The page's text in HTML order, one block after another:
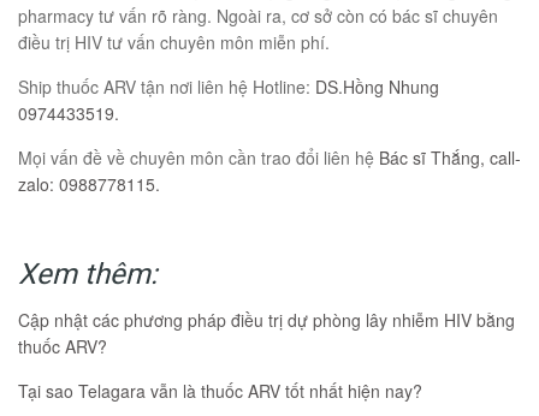
pharmacy tư vấn rõ ràng. Ngoài ra, cơ sở còn có bác sĩ chuyên
điều trị HIV tư vấn chuyên môn miễn phí.
Ship thuốc ARV tận nơi liên hệ Hotline: DS.Hồng Nhung
0974433519.
Mọi vấn đề về chuyên môn cần trao đổi liên hệ Bác sĩ Thắng, call-
zalo: 0988778115.
Xem thêm:
Cập nhật các phương pháp điều trị dự phòng lây nhiễm HIV bằng
thuốc ARV?
Tại sao Telagara vẫn là thuốc ARV tốt nhất hiện nay?